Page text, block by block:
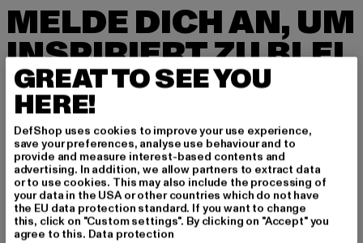
MELDE DICH AN, UM
INSPIRIERT ZU BLEI
BEN!
Melde dich hier für unseren Newsletter an und
erhalte künftig Informationen über aktuelle Tre
nds, Angebote und Gutscheine von DefShop p
er E-Mail!
An welchen Produkten bist du interessiert?
GREAT TO SEE YOU
HERE!
DefShop uses cookies to improve your use experience,
save your preferences, analyse use behaviour and to
provide and measure interest-based contents and
advertising. In addition, we allow partners to extract data
or to use cookies. This may also include the processing of
your data in the USA or other countries which do not have
the EU data protection standard. If you want to change
this, click on "Custom settings". By clicking on "Accept" you
agree to this. Data protection